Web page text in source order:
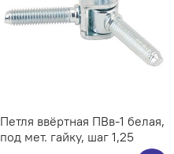
Петля ввёртная ПВв-1 белая,
под мет. гайку, шаг 1,25